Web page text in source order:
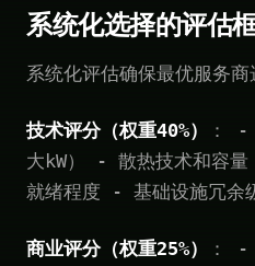
系统化选择的评估
系统化评估确保最优服务商
技术评分（权重40%）
： -
大kW） - 散热技术和容
就绪程度 - 基础设施冗余
商业评分（权重25%）
： -